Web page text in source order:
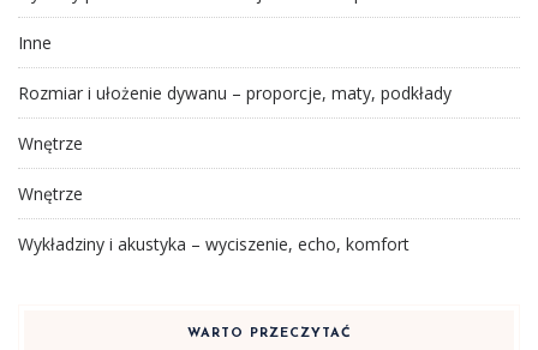
Inne
Rozmiar i ułożenie dywanu – proporcje, maty, podkłady
Wnętrze
Wnętrze
Wykładziny i akustyka – wyciszenie, echo, komfort
WARTO PRZECZYTAĆ